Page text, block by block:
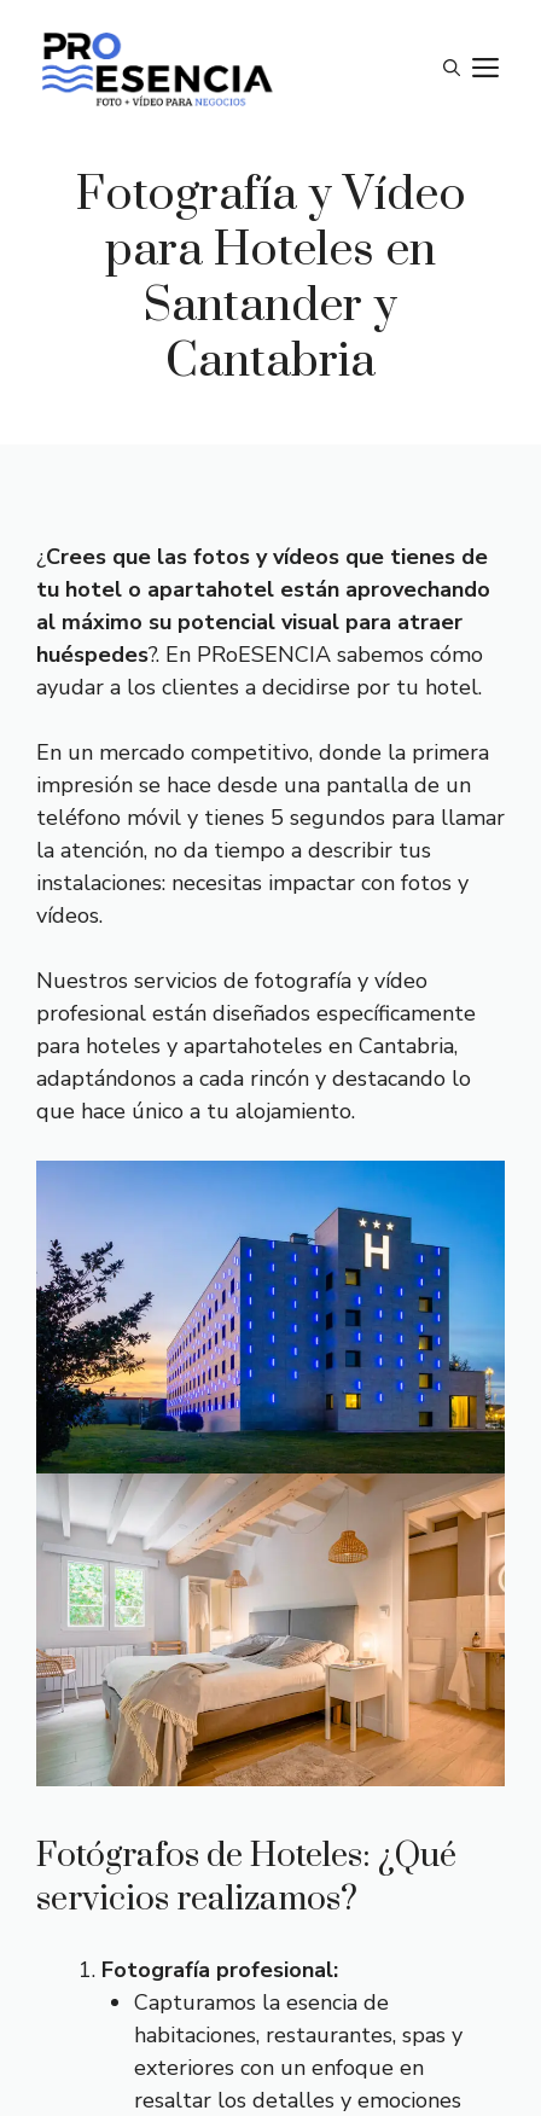
contenido
Fotografía y Vídeo
para Hoteles en
Santander y
Cantabria
¿Crees que las fotos y vídeos que tienes de
tu hotel o apartahotel están aprovechando
al máximo su potencial visual para atraer
huéspedes?. En PRoESENCIA sabemos cómo
ayudar a los clientes a decidirse por tu hotel.
En un mercado competitivo, donde la primera
impresión se hace desde una pantalla de un
teléfono móvil y tienes 5 segundos para llamar
la atención, no da tiempo a describir tus
instalaciones: necesitas impactar con fotos y
vídeos.
Nuestros servicios de fotografía y vídeo
profesional están diseñados específicamente
para hoteles y apartahoteles en Cantabria,
adaptándonos a cada rincón y destacando lo
que hace único a tu alojamiento.
Fotógrafos de Hoteles: ¿Qué
servicios realizamos?
Fotografía profesional:
Capturamos la esencia de
habitaciones, restaurantes, spas y
exteriores con un enfoque en
resaltar los detalles y emociones